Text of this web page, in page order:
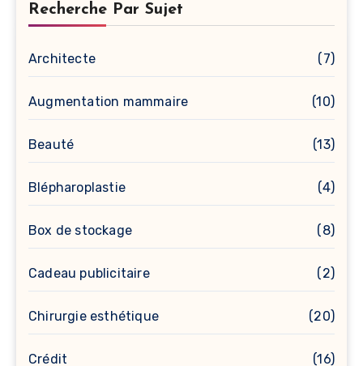
Recherche Par Sujet
Architecte (7)
Augmentation mammaire (10)
Beauté (13)
Blépharoplastie (4)
Box de stockage (8)
Cadeau publicitaire (2)
Chirurgie esthétique (20)
Crédit (16)